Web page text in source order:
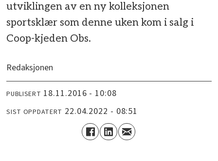
utviklingen av en ny kolleksjonen
sportsklær som denne uken kom i salg i
Coop-kjeden Obs.
Redaksjonen
PUBLISERT 18.11.2016 - 10:08
SIST OPPDATERT 22.04.2022 - 08:51